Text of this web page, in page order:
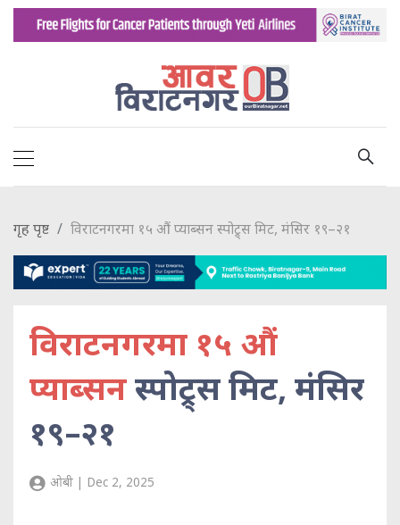
गृह पृष्ट विराटनगरमा १५ औं प्याब्सन स्पोट्र्स मिट, मंसिर १९–२१
विराटनगरमा १५ औं
प्याब्सनस्पोट्र्स मिट, मंसिर
१९–२१
ओबी | Dec 2, 2025